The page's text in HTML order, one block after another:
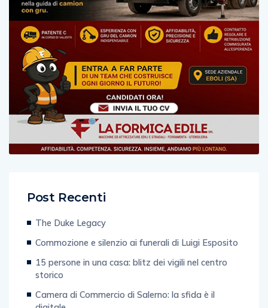
Post Recenti
The Duke Legacy
Commozione e silenzio ai funerali di Luigi Esposito
15 persone in una casa: blitz dei vigili nel centro
storico
Camera di Commercio di Salerno: la sfida è il